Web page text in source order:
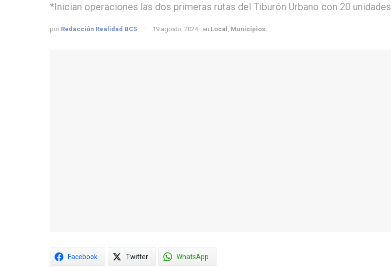
*Inician operaciones las dos primeras rutas del Tiburón Urbano con 20 unidades
por Redacción Realidad BCS 19 agosto, 2024 en Local Municipios
Facebook Twitter WhatsApp